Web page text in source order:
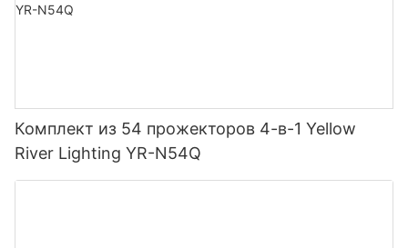
Комплект из 54 прожекторов 4-в-1 Yellow
River Lighting YR-N54Q